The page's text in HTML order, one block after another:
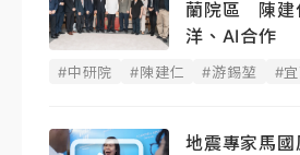
蘭院區 陳建
洋、AI合作
#中研院 #陳建仁 #游錫堃 #
地震專家馬